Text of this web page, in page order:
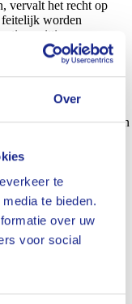
Over
te
te bieden.
over uw
voor social
vervalt het recht op
feitelijk worden
zitting en
handelen in strijd met
betreft. Het
zoals een
schendingen,
dat het naleven van
een transparante,
versterking van de